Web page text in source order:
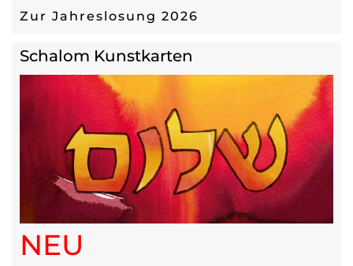
Zur Jahreslosung 2026
Schalom Kunstkarten
NEU